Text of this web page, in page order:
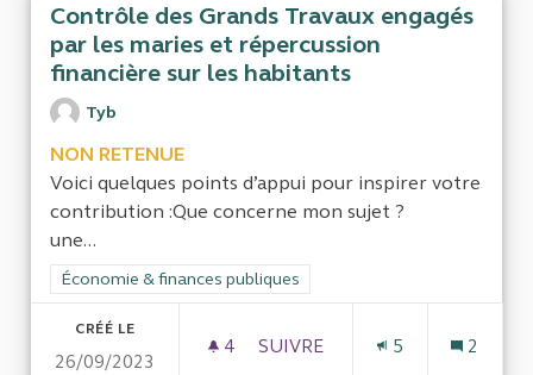
Contrôle des Grands Travaux engagés
par les maries et répercussion
financière sur les habitants
Tyb
NON RETENUE
Voici quelques points d’appui pour inspirer votre
contribution :Que concerne mon sujet ?
une...
Filtrer les résultats de la catégorie : Économie & finances
Économie & finances publiques
CRÉÉ LE
26/09/2023
4 4 ABONNÉS
SUIVRE
5 2